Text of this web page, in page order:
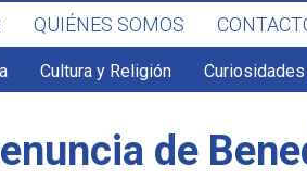
QUIÉNES SOMOS
Cultura y Religión
de